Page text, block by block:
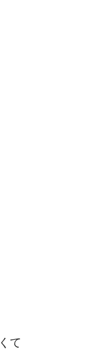
て